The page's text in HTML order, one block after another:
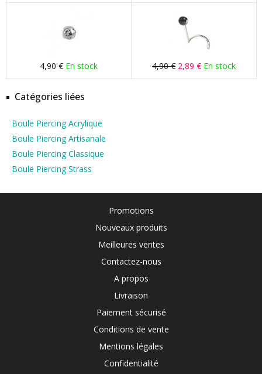
4,90 € En stock 4,90 € 2,89 € En stock
Catégories liées
Boule Piercing Acrylique
Boule Piercing Artisanale
Boule Piercing Classique
Boule Piercing Strass
Promotions
Nouveaux produits
Meilleures ventes
Contactez-nous
A propos
Livraison
Paiement sécurisé
Conditions de vente
Mentions légales
Confidentialité